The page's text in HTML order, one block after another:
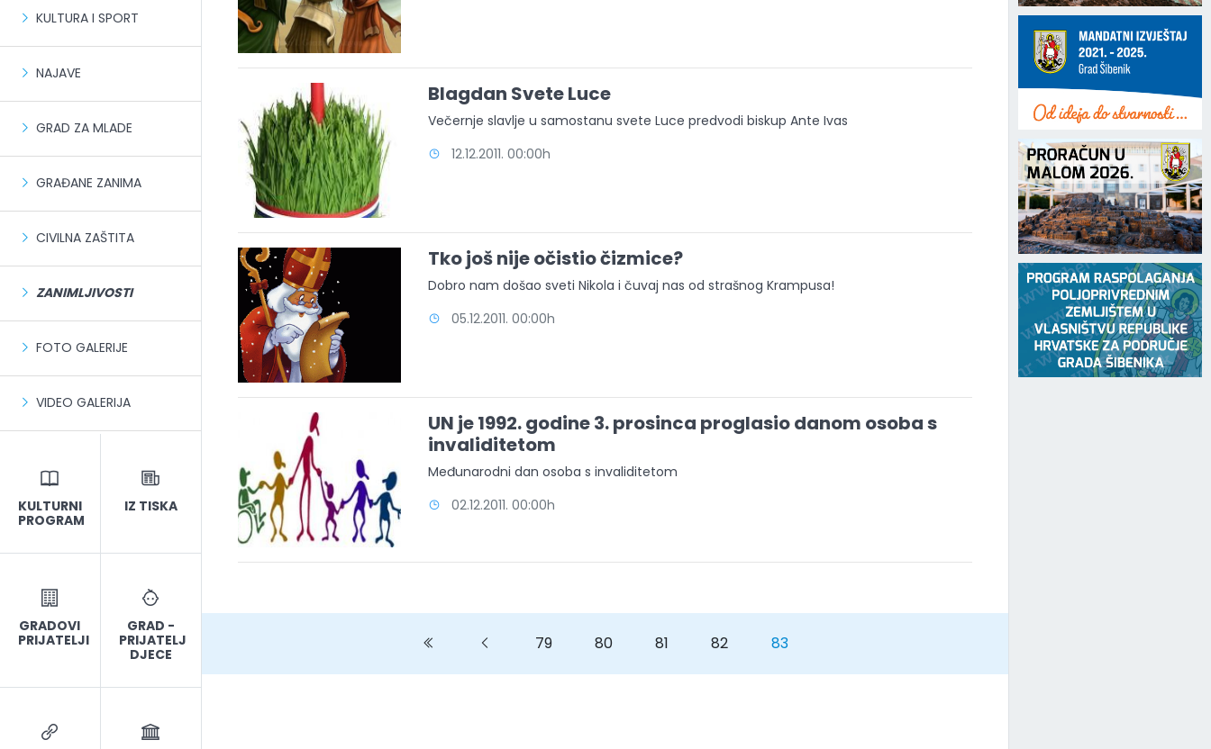
KULTURA I SPORT
NAJAVE
GRAD ZA MLADE
GRAĐANE ZANIMA
CIVILNA ZAŠTITA
ZANIMLJIVOSTI
FOTO GALERIJE
VIDEO GALERIJA
KULTURNI
PROGRAM
IZ TISKA
GRADOVI
PRIJATELJI
GRAD -
PRIJATELJ
DJECE
Blagdan Svete Luce
Večernje slavlje u samostanu svete Luce predvodi biskup Ante Ivas
12.12.2011. 00:00h
Tko još nije očistio čizmice?
Dobro nam došao sveti Nikola i čuvaj nas od strašnog Krampusa!
05.12.2011. 00:00h
UN je 1992. godine 3. prosinca proglasio danom osoba s
invaliditetom
Međunarodni dan osoba s invaliditetom
02.12.2011. 00:00h
Previous Previous
79 80 81 82 83